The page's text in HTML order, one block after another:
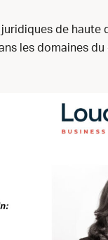
de haute
les domaines